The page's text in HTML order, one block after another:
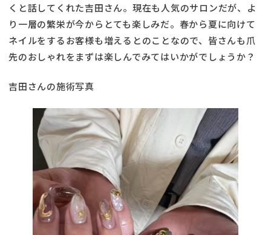
くと話してくれた吉田さん。現在も人気のサロンだが、よ
り一層の繁栄が今からとても楽しみだ。春から夏に向けて
ネイルをするお客様も増えるとのことなので、皆さんも爪
先のおしゃれをまずは楽しんでみてはいかがでしょうか？
吉田さんの施術写真